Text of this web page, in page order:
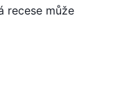
recese může